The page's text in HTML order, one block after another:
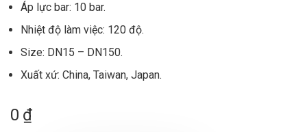
Áp lực bar: 10 bar.
Nhiệt độ làm việc: 120 độ.
Size: DN15 – DN150.
Xuất xứ: China, Taiwan, Japan.
0 ₫